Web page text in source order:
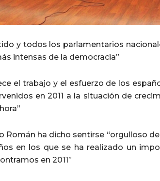
y todos los parlamentarios
intensas de la democracia”
el trabajo y el esfuerzo de los
en 2011 a la situación de
Román ha dicho sentirse “orgulloso
en los que se ha realizado un
en 2011”